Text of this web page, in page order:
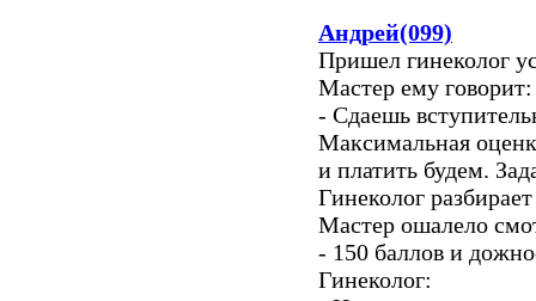
Андрей(099)
Пришел гинеколог
Мастер ему говорит:
- Сдаешь
Максимальная
и платить будем.
Гинеколог
Мастер ошалело
- 150 баллов и
Гинеколог: